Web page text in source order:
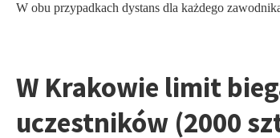
W obu przypadkach dystans dla każdego
W Krakowie limit
uczestników (2000